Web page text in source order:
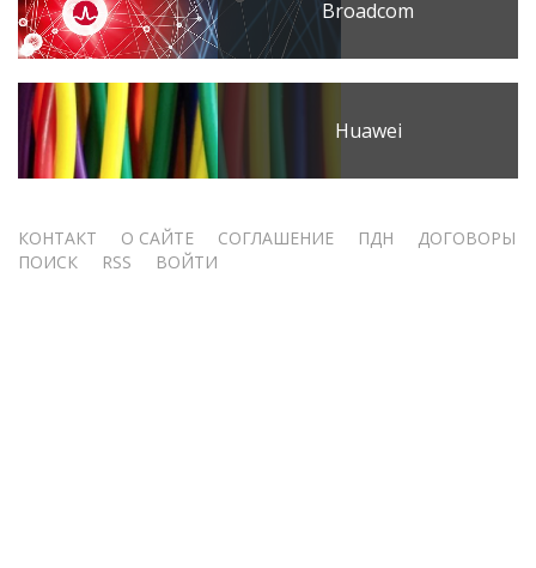
Broadcom
Huawei
Меню
КОНТАКТ О САЙТЕ СОГЛАШЕНИЕ ПДН
ДОГОВОРЫ
ПОИСК
RSS ВОЙТИ